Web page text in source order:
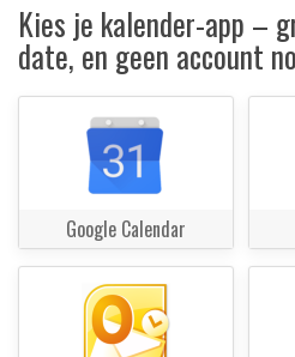
Kies je kalender-app –
date, en geen account
Google Calendar